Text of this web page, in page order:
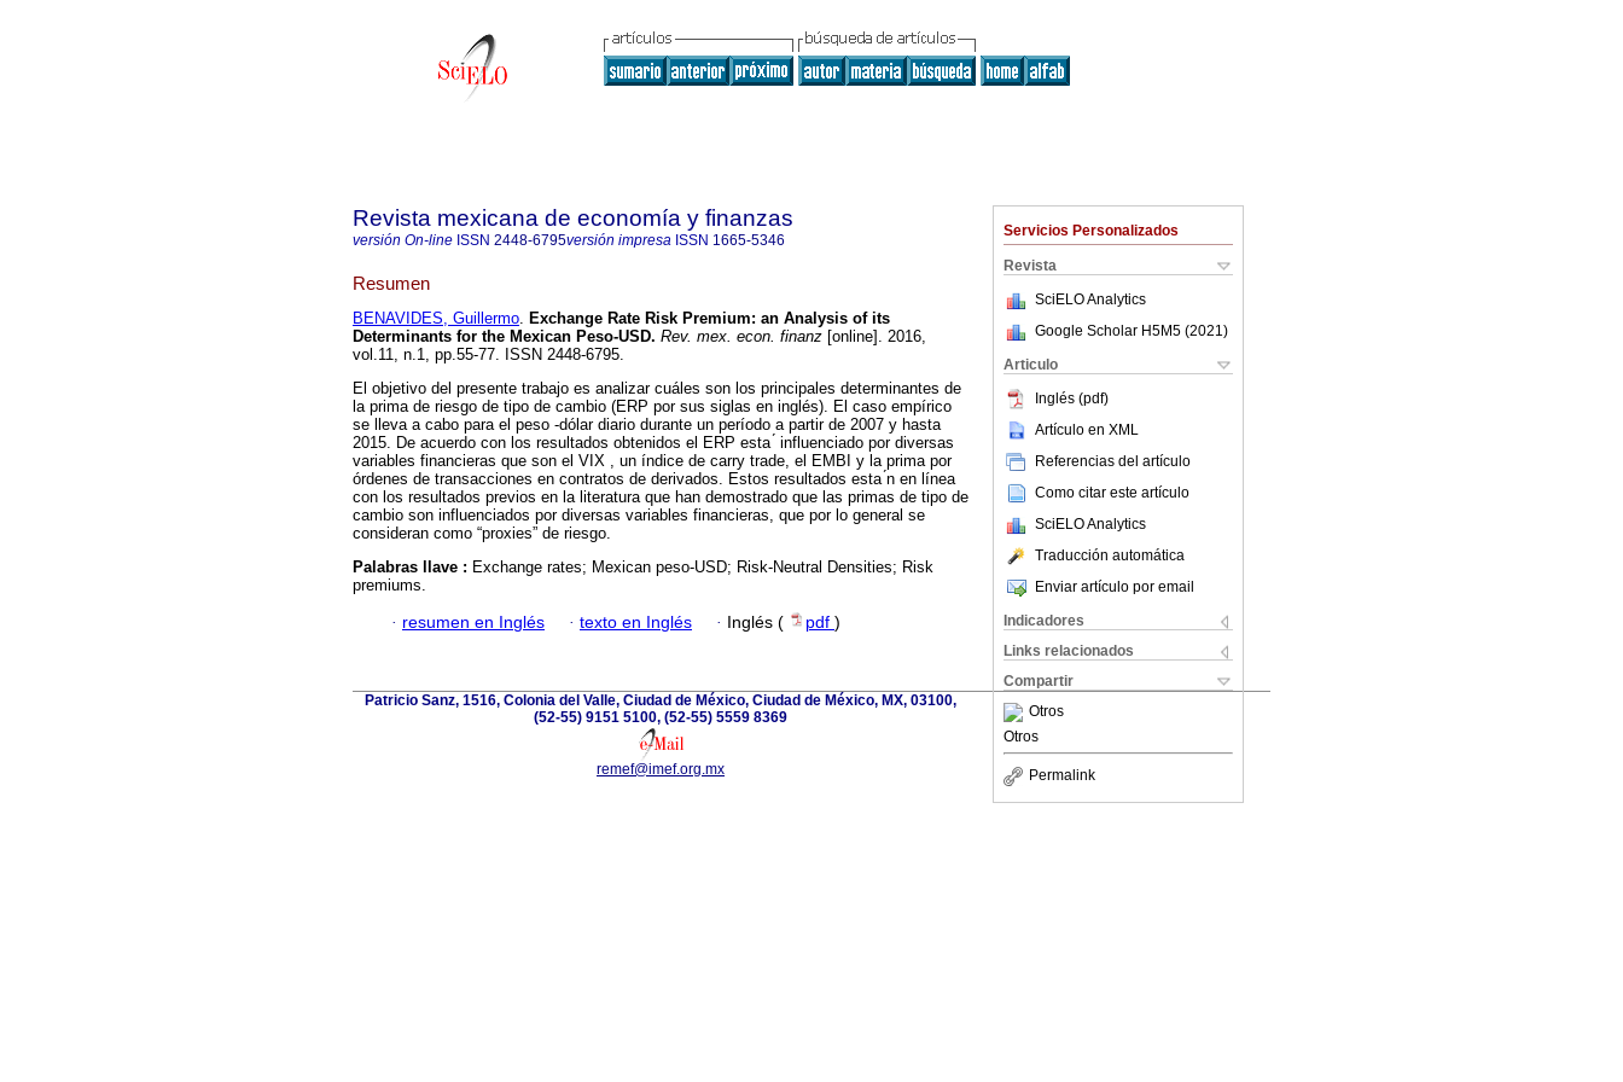
Servicios Personalizados
Revista
SciELO Analytics
Google Scholar H5M5 (2021 )
Articulo
Inglés (pdf)
Artículo en XML
Referencias del artículo
Como citar este artículo
SciELO Analytics
Traducción automática
Enviar artículo por email
Indicadores
Links relacionados
Compartir
Otros
Otros
Permalink
Revista mexicana de economía y finanzas
versión On-line ISSN 2448-6795versión impresa ISSN 1665-5346
Resumen
BENAVIDES, Guillermo. Exchange Rate Risk Premium: an Analysis of its
Determinants for the Mexican Peso-USD. Rev. mex. econ. finanz [online]. 2016,
vol.11, n.1, pp.55-77. ISSN 2448-6795.
El objetivo del presente trabajo es analizar cuáles son los principales determinantes de
la prima de riesgo de tipo de cambio (ERP por sus siglas en inglés). El caso empírico
se lleva a cabo para el peso -dólar diario durante un período a partir de 2007 y hasta
2015. De acuerdo con los resultados obtenidos el ERP esta ́ influenciado por diversas
variables financieras que son el VIX , un índice de carry trade, el EMBI y la prima por
órdenes de transacciones en contratos de derivados. Estos resultados esta ́n en línea
con los resultados previos en la literatura que han demostrado que las primas de tipo de
cambio son influenciados por diversas variables financieras, que por lo general se
consideran como “proxies” de riesgo.
Palabras llave : Exchange rates; Mexican peso-USD; Risk-Neutral Densities; Risk
premiums.
· resumen en Inglés · texto en Inglés · Inglés ( pdf )
Patricio Sanz, 1516, Colonia del Valle, Ciudad de México, Ciudad de México, MX, 03100,
(52-55) 9151 5100, (52-55) 5559 8369
remef@imef.org.mx